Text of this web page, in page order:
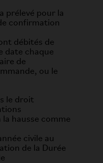
prélevé pour la
confirmation
débités de
date chaque
de
ou le
le droit
hausse comme
civile au
de la Durée